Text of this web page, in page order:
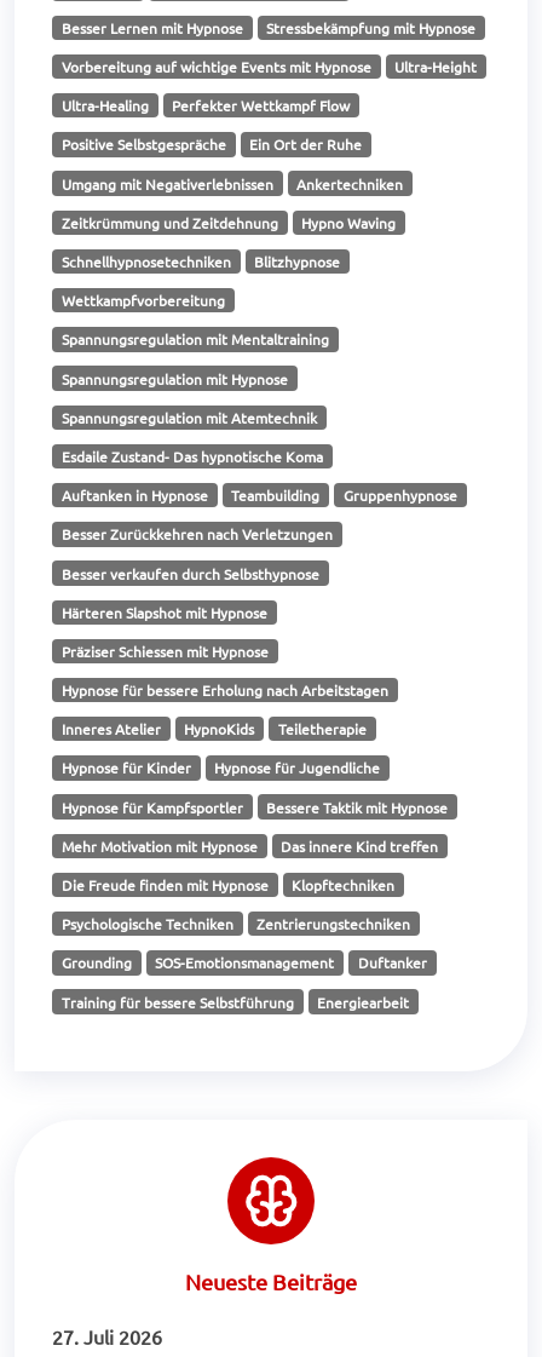
Besser Lernen mit Hypnose Stressbekämpfung mit Hypnose
Vorbereitung auf wichtige Events mit Hypnose Ultra-Height
Ultra-Healing Perfekter Wettkampf Flow
Positive Selbstgespräche Ein Ort der Ruhe
Umgang mit Negativerlebnissen Ankertechniken
Zeitkrümmung und Zeitdehnung Hypno Waving
Schnellhypnosetechniken Blitzhypnose
Wettkampfvorbereitung
Spannungsregulation mit Mentaltraining
Spannungsregulation mit Hypnose
Spannungsregulation mit Atemtechnik
Esdaile Zustand- Das hypnotische Koma
Auftanken in Hypnose Teambuilding Gruppenhypnose
Besser Zurückkehren nach Verletzungen
Besser verkaufen durch Selbsthypnose
Härteren Slapshot mit Hypnose
Präziser Schiessen mit Hypnose
Hypnose für bessere Erholung nach Arbeitstagen
Inneres Atelier HypnoKids Teiletherapie
Hypnose für Kinder Hypnose für Jugendliche
Hypnose für Kampfsportler Bessere Taktik mit Hypnose
Mehr Motivation mit Hypnose Das innere Kind treffen
Die Freude finden mit Hypnose Klopftechniken
Psychologische Techniken Zentrierungstechniken
Grounding SOS-Emotionsmanagement Duftanker
Training für bessere Selbstführung Energiearbeit
Neueste Beiträge
27. Juli 2026